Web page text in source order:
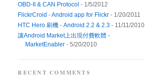
OBD-II & CAN Protocol - 1/5/2012
FlickrCroid - Android app for Flickr - 1/20/2011
HTC Hero 刷機 - Android 2.2 & 2.3 - 11/11/2010
讓Android Market上出現付費軟體 -
MarketEnabler - 5/20/2010
RECENT COMMENTS